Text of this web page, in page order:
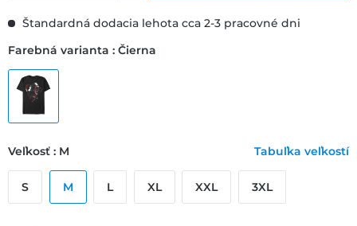
Štandardná dodacia lehota cca 2-3 pracovné dni
Farebná varianta : Čierna
Veľkosť : M Tabuľka veľkostí
S M L XL XXL 3XL